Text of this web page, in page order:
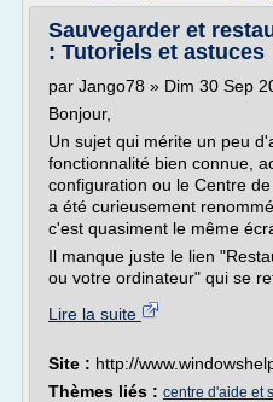
Sauvegarder et
: Tutoriels et astuces
par Jango78 » Dim 30 Sep
Bonjour,
Un sujet qui mérite un peu
fonctionnalité bien connue,
configuration ou le Centre
a été curieusement
c'est quasiment le même
Il manque juste le lien
ou votre ordinateur" qui se
Lire la suite
Site : http://
Thèmes liés : centre d'aide et